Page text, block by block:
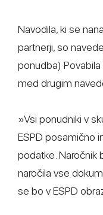
Navodila, ki se
partnerji, so
ponudba)
med drugim
»Vsi ponudniki v
ESPD posamično
podatke. Naročnik
naročila vse
se bo v ESPD